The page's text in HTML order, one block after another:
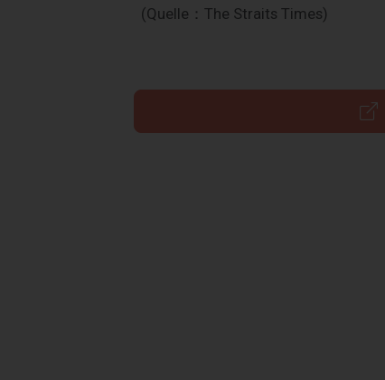
(Quelle：The Straits Times)